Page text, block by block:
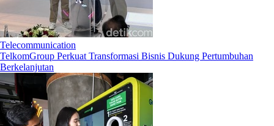
Telecommunication
TelkomGroup Perkuat Transformasi Bisnis Dukung Pertumbuhan
Berkelanjutan